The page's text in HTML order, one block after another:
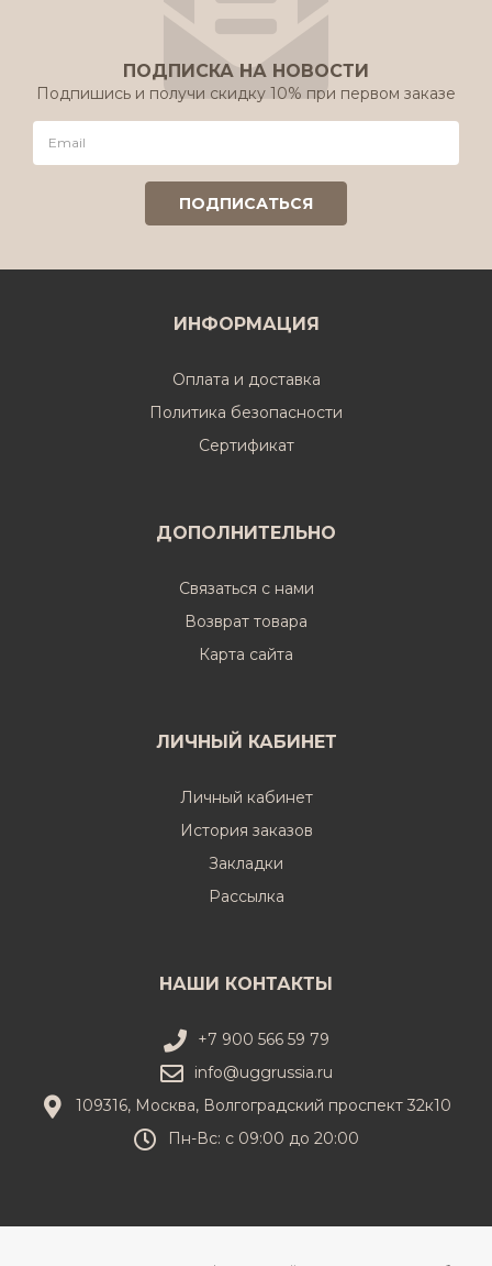
ПОДПИСКА НА НОВОСТИ
Подпишись и получи скидку 10% при первом заказе
ИНФОРМАЦИЯ
Оплата и доставка
Политика безопасности
Cертификат
ДОПОЛНИТЕЛЬНО
Связаться с нами
Возврат товара
Карта сайта
ЛИЧНЫЙ КАБИНЕТ
Личный кабинет
История заказов
Закладки
Рассылка
НАШИ КОНТАКТЫ
+7 900 566 59 79
info@uggrussia.ru
109316, Москва, Волгоградский проспект 32к10
Пн-Вс: с 09:00 до 20:00